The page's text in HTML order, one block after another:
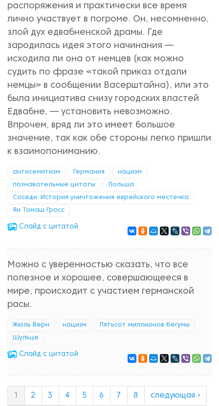
распоряжения и практически все время
лично участвует в погроме. Он, несомненно,
злой дух едвабненской драмы. Где
зародилась идея этого начинания —
исходила ли она от немцев (как можно
судить по фразе «такой приказ отдали
немцы» в сообщении Васерштайна), или это
была инициатива снизу городских властей
Едвабне, — установить невозможно.
Впрочем, вряд ли это имеет большое
значение, так как обе стороны легко пришли
к взаимопониманию.
антисемитизм Германия нацизм
познавательные цитаты Польша
Соседи. История уничтожения еврейского местечка
Ян Томаш Гросс
Cлайд с цитатой
Можно с уверенностью сказать, что все
полезное и хорошее, совершающееся в
мире, происходит с участием германской
расы.
Жюль Верн нацизм Пятьсот миллионов бегумы
Шульце
Cлайд с цитатой
2 3 4 5 6 7 8 следующая ›